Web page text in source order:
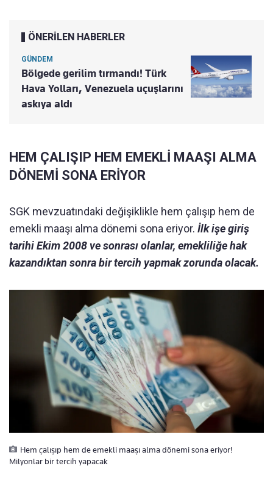
ÖNERİLEN HABERLER
GÜNDEM
Bölgede gerilim tırmandı! Türk
Hava Yolları, Venezuela uçuşlarını
askıya aldı
HEM ÇALIŞIP HEM EMEKLİ MAAŞI ALMA
DÖNEMİ SONA ERİYOR
SGK mevzuatındaki değişiklikle hem çalışıp hem de
emekli maaşı alma dönemi sona eriyor. İlk işe giriş
tarihi Ekim 2008 ve sonrası olanlar, emekliliğe hak
kazandıktan sonra bir tercih yapmak zorunda olacak.
Hem çalışıp hem de emekli maaşı alma dönemi sona eriyor!
Milyonlar bir tercih yapacak